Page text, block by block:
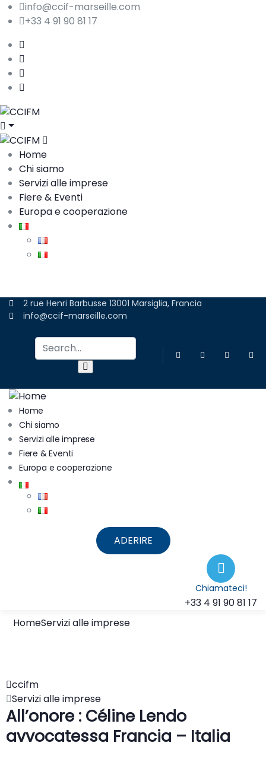
info@ccif-marseille.com
+33 4 91 90 81 17
Home
Chi siamo
Servizi alle imprese
Fiere & Eventi
Europa e cooperazione
2 rue Henri Barbusse 13001 Marsiglia, Francia
info@ccif-marseille.com
Home
Chi siamo
Servizi alle imprese
Fiere & Eventi
Europa e cooperazione
ADERIRE
Chiamateci!
+33 4 91 90 81 17
HomeServizi alle imprese
ccifm
Servizi alle imprese
All’onore : Céline Lendo
avvocatessa Francia – Italia